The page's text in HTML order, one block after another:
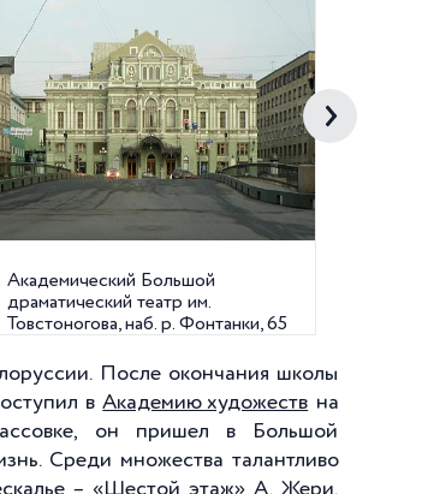
Академический Большой
драматический театр им.
Товстоногова, наб. р. Фонтанки, 65
После окончания школы
вАкадемию художеств на
он пришел в Большой
Среди множества талантливо
– «Шестой этаж» А. Жери,